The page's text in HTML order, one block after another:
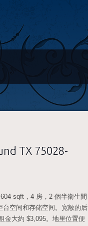
TX 75028-
sqft，4 房，2 個半衛生間
空间和存储空间。宽敞的后
金大約 $3,095。地里位置便